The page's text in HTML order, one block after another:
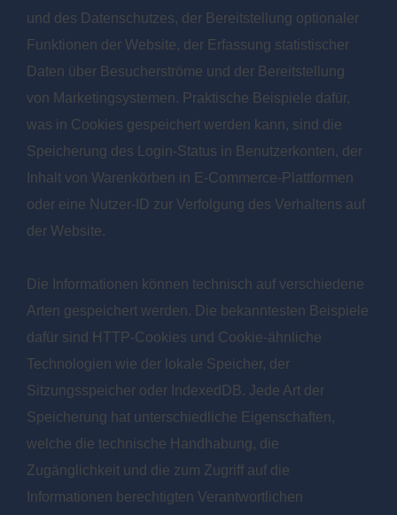
und des Datenschutzes, der Bereitstellung optionaler
Funktionen der Website, der Erfassung statistischer
Daten über Besucherströme und der Bereitstellung
von Marketingsystemen. Praktische Beispiele dafür,
was in Cookies gespeichert werden kann, sind die
Speicherung des Login-Status in Benutzerkonten, der
Inhalt von Warenkörben in E-Commerce-Plattformen
oder eine Nutzer-ID zur Verfolgung des Verhaltens auf
der Website.
Die Informationen können technisch auf verschiedene
Arten gespeichert werden. Die bekanntesten Beispiele
dafür sind HTTP-Cookies und Cookie-ähnliche
Technologien wie der lokale Speicher, der
Sitzungsspeicher oder IndexedDB. Jede Art der
Speicherung hat unterschiedliche Eigenschaften,
welche die technische Handhabung, die
Zugänglichkeit und die zum Zugriff auf die
Informationen berechtigten Verantwortlichen